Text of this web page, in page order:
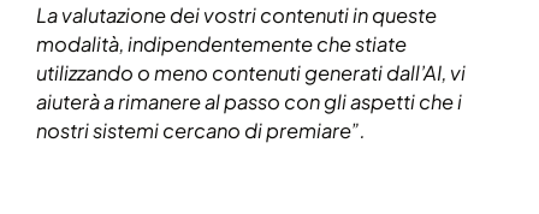
La valutazione dei vostri contenuti in queste
modalità, indipendentemente che stiate
utilizzando o meno contenuti generati dall’AI, vi
aiuterà a rimanere al passo con gli aspetti che i
nostri sistemi cercano di premiare”.